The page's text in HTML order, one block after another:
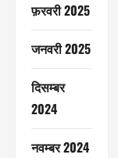
फ़रवरी 2025
जनवरी 2025
दिसम्बर
2024
नवम्बर 2024